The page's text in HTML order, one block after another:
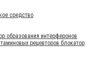
средство
образования интерферонов
рецевторов блокатор